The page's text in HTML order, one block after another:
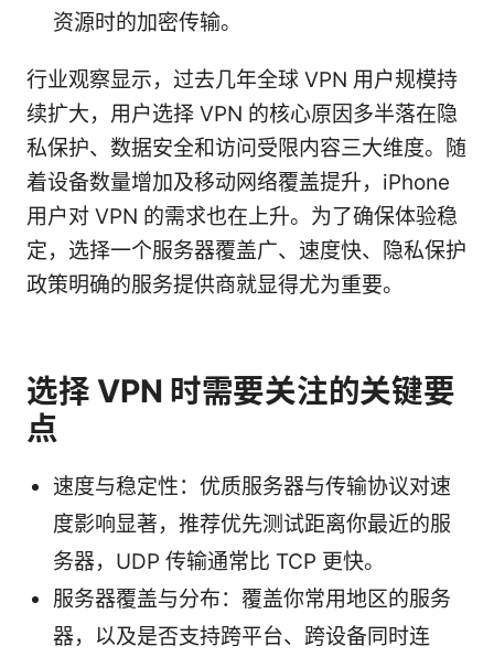
资源时的加密传输。
行业观察显示，过去几年全球 VPN 用户规模持
续扩大，用户选择 VPN 的核心原因多半落在隐
私保护、数据安全和访问受限内容三大维度。随
着设备数量增加及移动网络覆盖提升，iPhone
用户对 VPN 的需求也在上升。为了确保体验稳
定，选择一个服务器覆盖广、速度快、隐私保护
政策明确的服务提供商就显得尤为重要。
选择 VPN 时需要关注的关键要
点
速度与稳定性：优质服务器与传输协议对速
度影响显著，推荐优先测试距离你最近的服
务器，UDP 传输通常比 TCP 更快。
服务器覆盖与分布：覆盖你常用地区的服务
器，以及是否支持跨平台、跨设备同时连